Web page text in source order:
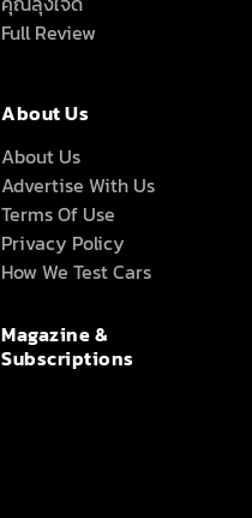
Full Review
About Us
About Us
Advertise With Us
Terms Of Use
Privacy Policy
How We Test Cars
Magazine &
Subscriptions